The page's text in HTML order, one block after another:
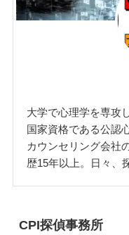
大学で心理学を専攻
国家資格である公認
カウンセリング会社
歴15年以上。日々、
CPI探偵事務所